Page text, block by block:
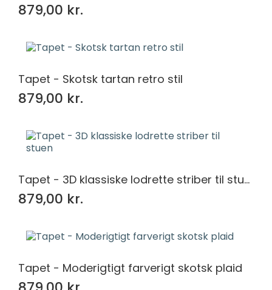
879,00 kr.
Tapet - Skotsk tartan retro stil
879,00 kr.
Tapet - 3D klassiske lodrette striber til stuen
879,00 kr.
Tapet - Moderigtigt farverigt skotsk plaid